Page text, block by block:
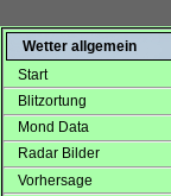
Wetter allgemein
Start
Blitzortung
Mond Data
Radar Bilder
Vorhersage